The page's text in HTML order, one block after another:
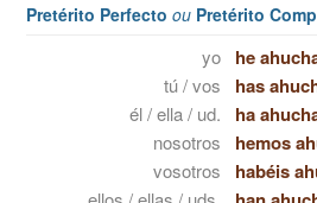
Pretérito Perfecto ou Pretérito
yo he
tú / vos has
él / ella / ud. ha
nosotros hemos
vosotros habéis